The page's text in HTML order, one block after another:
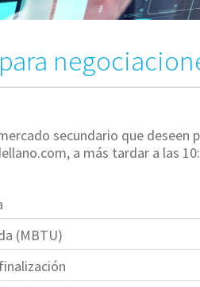
secundario que
, a más tardar a las
(MBTU)